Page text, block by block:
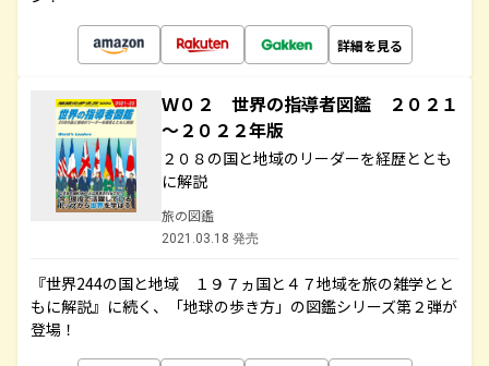
詳細を見る
Ｗ０２ 世界の指導者図鑑 ２０２１
～２０２２年版
２０８の国と地域のリーダーを経歴ととも
に解説
旅の図鑑
2021.03.18 発売
『世界244の国と地域 １９７ヵ国と４７地域を旅の雑学とと
もに解説』に続く、「地球の歩き方」の図鑑シリーズ第２弾が
登場！